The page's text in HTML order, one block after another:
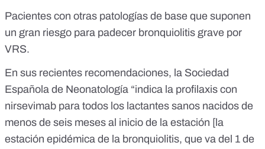
Pacientes con otras patologías de base que suponen
un gran riesgo para padecer bronquiolitis grave por
VRS.
En sus recientes recomendaciones, la Sociedad
Española de Neonatología “indica la profilaxis con
nirsevimab para todos los lactantes sanos nacidos de
menos de seis meses al inicio de la estación [la
estación epidémica de la bronquiolitis, que va del 1 de